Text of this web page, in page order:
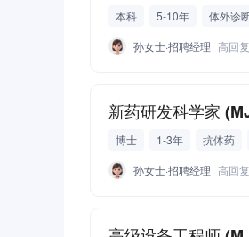
本科 5-10年 体外诊
海外/国际
孙女士·招聘经理 高回
新药研发科学家
博士 1-3年 抗体药
肿瘤药物研发
孙女士·招聘经理 高回